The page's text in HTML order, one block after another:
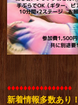
♦︎♦︎♦︎♦︎♦︎♦︎♦︎♦︎♦︎♦︎♦︎♦︎♦︎♦︎♦︎♦︎
新着情報多数あり